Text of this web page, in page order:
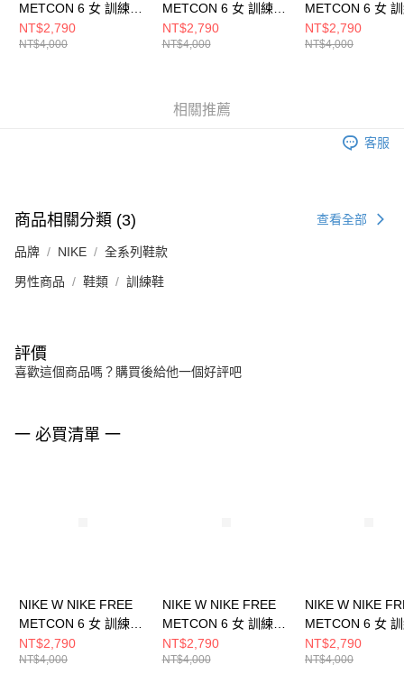
METCON 6 女 訓練鞋
FJ7126012
NT$2,790
NT$4,000
METCON 6 女 訓練鞋
FJ7126001
NT$2,790
NT$4,000
METCON 6 女
FJ7126112
NT$2,790
NT$4,000
相關推薦
客服
商品相關分類 (3) 查看全部
品牌 NIKE 全系列鞋款
男性商品 鞋類 訓練鞋
評價
喜歡這個商品嗎？購買後給他一個好評吧
一 必買清單 一
NIKE W NIKE FREE
METCON 6 女 訓練鞋
FJ7126012
NT$2,790
NT$4,000
NIKE W NIKE FREE
METCON 6 女 訓練鞋
FJ7126001
NT$2,790
NT$4,000
NIKE W NIKE
METCON 6 女
FJ7126112
NT$2,790
NT$4,000